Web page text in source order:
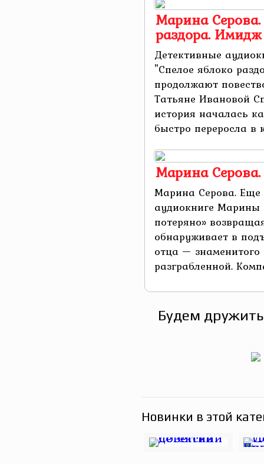
Марина
раздора.
Детективные
"Спелое яблоко
продолжают
Татьяне Ивановой
история началась
быстро переросла в
Марина
Марина Серова. Еще
аудиокниге Марины
потеряно»
обнаруживает в
отца —
разграбленной.
Будем
Новинки в этой